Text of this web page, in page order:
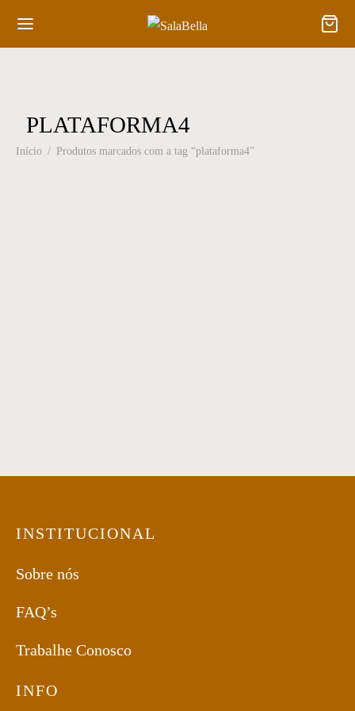
PLATAFORMA4
Início / Produtos marcados com a tag “plataforma4”
INSTITUCIONAL
Sobre nós
FAQ’s
Trabalhe Conosco
INFO